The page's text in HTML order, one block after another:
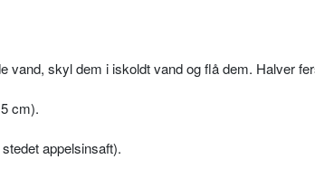
skyl dem i iskoldt vand og flå dem. Halver
cm).
appelsinsaft).